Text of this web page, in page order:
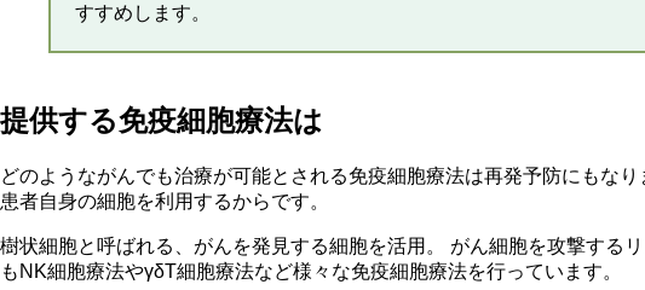
すすめします。
提供する免疫細胞療法は
どのようながんでも治療が可能とされる免疫細胞療法は再発予防にもな
患者自身の細胞を利用するからです。
樹状細胞と呼ばれる、がんを発見する細胞を活用。 がん細胞を攻撃する
もNK細胞療法やγδT細胞療法など様々な免疫細胞療法を行っています。